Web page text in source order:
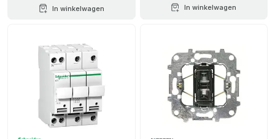
In winkelwagen In winkelwagen